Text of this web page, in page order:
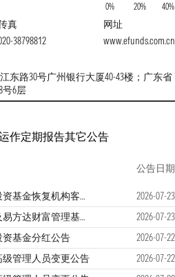
0% 20% 40%
真
38798812
网址
www.efunds.com.cn
东路30号广州银行大厦40-43楼；广东省
号6层
作定期报告其它公告
公告日期
易方达信用债债券型证券投资基金恢复机构客户大额申购及大额转换转入业务的公告
2026-07-23
易方达基金管理有限公司及易方达财富管理基金销售（广州）有限公司关于零售直销业务迁移安排的联合提示性公告
2026-07-23
基金分红公告
2026-07-22
管理人员变更公告
2026-07-22